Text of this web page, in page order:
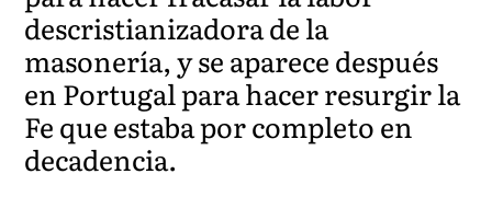
descristianizadora de la
masonería, y se aparece después
en Portugal para hacer resurgir la
Fe que estaba por completo en
decadencia.